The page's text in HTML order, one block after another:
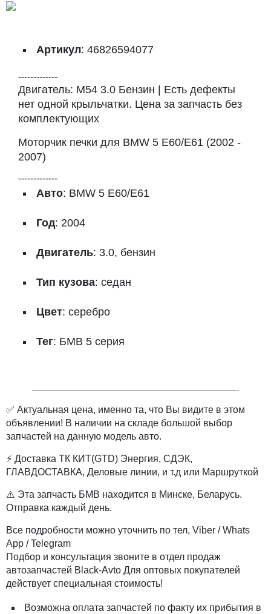
Артикул: 46826594077
-------------
Двигатель: M54 3.0 Бензин | Есть дефекты
нет одной крыльчатки. Цена за запчасть без
комплектующих
Моторчик печки для BMW 5 E60/E61 (2002 -
2007)
-------------
Авто: BMW 5 E60/E61
Год: 2004
Двигатель: 3.0, бензин
Тип кузова: седан
Цвет: серебро
Тег: БМВ 5 серия
✅ Актуальная цена, именно та, что Вы видите в этом
объявлении! В наличии на складе большой выбор
запчастей на данную модель авто.
⚡ Доставка ТК КИТ(GTD) Энергия, СДЭК,
ГЛАВДОСТАВКА, Деловые линии, и т.д или Маршруткой
⚠️ Эта запчасть БМВ находится в Минске, Беларусь.
Отправка каждый день.
Все подробности можно уточнить по тел, Viber / Whats
App / Telegram
Подбор и консультация звоните в отдел продаж
автозапчастей Black-Avto Для оптовых покупателей
действует специальная стоимость!
Возможна оплата запчастей по факту их прибытия в